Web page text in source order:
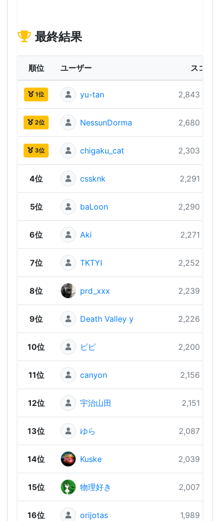
最終結果
順位 ユーザー スコア
1位 yu-tan 2,843 pts
2位 NessunDorma 2,680 pts
3位 chigaku_cat 2,303 pts
4位 cssknk 2,291 pts
5位 baLoon 2,290 pts
6位 Aki 2,271 pts
7位 TKTYI 2,252 pts
8位 prd_xxx 2,239 pts
9位 Death Valley y 2,226 pts
10位 ピピ 2,200 pts
11位 canyon 2,156 pts
12位 宇治山田 2,151 pts
13位 ゆら 2,087 pts
14位 Kuske 2,039 pts
15位 物理好き 2,007 pts
16位 orijotas 1,989 pts